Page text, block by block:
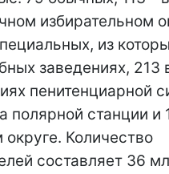
избирательном
из
заведениях, 213
пенитенциарной
полярной станции и
округе. Количество
составляет 36